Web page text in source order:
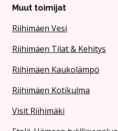
Muut toimijat
Riihimäen Vesi
Riihimäen Tilat & Kehitys
Riihimäen Kaukolämpö
Riihimäen Kotikulma
Visit Riihimäki